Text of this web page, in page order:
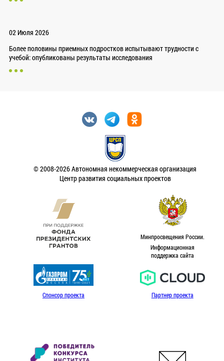
02 Июля 2026
Более половины приемных подростков испытывают трудности с
учебой: опубликованы результаты исследования
© 2008-2026 Автономная некоммерческая организация
Центр развития социальных проектов
Минпросвещения России.
Информационная
поддержка сайта
Спонсор проекта Партнер проекта